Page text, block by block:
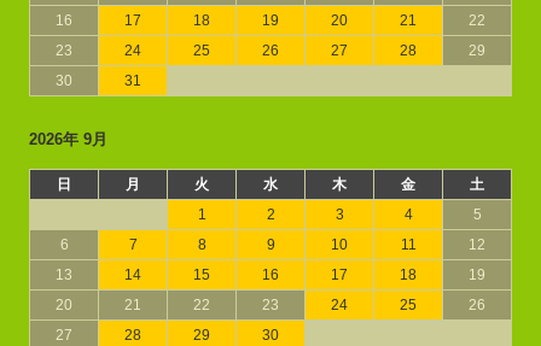
16 17 18 19 20 21
22
23
24 25 26 27 28
29
30
31
2026年 9月
日 月 火 水 木 金
土
1
2 3 4
5
6
7 8 9 10 11
12
13
14 15 16 17 18
19
20
21 22 23 24 25
26
27
28 29 30